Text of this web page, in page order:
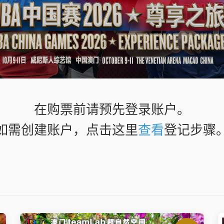
在购票前请预先登录账户。
需创建账户，点击这里查看登记步骤